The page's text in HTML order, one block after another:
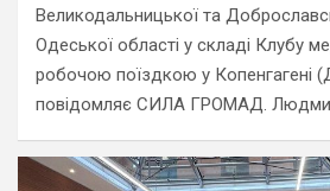
Великодальницької та
Одеської області у складі Клубу
робочою поїздкою у Копенгагені
повідомляє СИЛА ГРОМАД.